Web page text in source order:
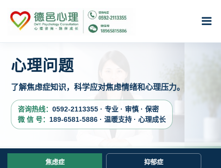
心理问题
了解焦虑症知识，科学应对焦虑情绪和心理压力。
咨询热线： 0592-2113355 · 专业 · 审慎 · 保密
微 信 号： 189-6581-5886 · 温暖支持 · 心理成长
焦虑症 抑郁症